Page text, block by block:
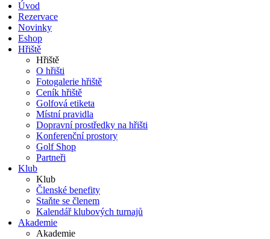
Úvod
Rezervace
Novinky
Eshop
Hřiště
Hřiště
O hřišti
Fotogalerie hřiště
Ceník hřiště
Golfová etiketa
Místní pravidla
Dopravní prostředky na hřišti
Konferenční prostory
Golf Shop
Partneři
Klub
Klub
Členské benefity
Staňte se členem
Kalendář klubových turnajů
Akademie
Akademie